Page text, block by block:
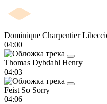
Dominique Charpentier
04:00
Thomas Dybdahl Henry
04:03
Feist So Sorry
04:06